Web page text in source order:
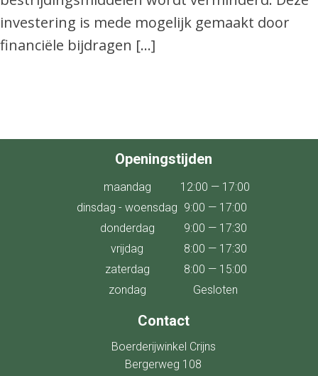
investering is mede mogelijk gemaakt door
financiële bijdragen […]
Openingstijden
maandag
12:00 — 17:00
dinsdag - woensdag 9:00 — 17:00
donderdag
9:00 — 17:30
vrijdag
8:00 — 17:30
zaterdag
8:00 — 15:00
zondag
Gesloten
Contact
Boerderijwinkel Crijns
Bergerweg 108